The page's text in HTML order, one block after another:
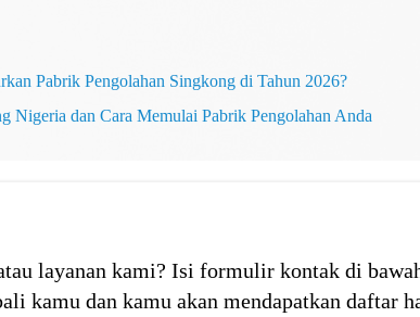
Pabrik Pengolahan Singkong di Tahun 2026?
Nigeria dan Cara Memulai Pabrik Pengolahan Anda
layanan kami? Isi formulir kontak di
kamu dan kamu akan mendapatkan daftar